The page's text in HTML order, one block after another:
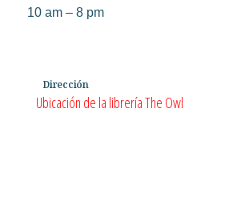
10 am – 8 pm
Dirección